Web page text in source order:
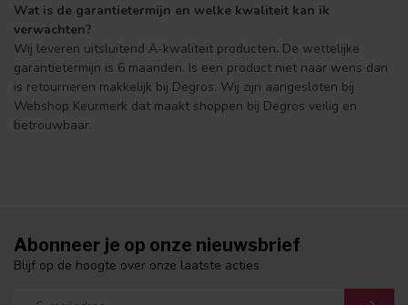
Wat is de garantietermijn en welke kwaliteit kan ik
verwachten?
Wij leveren uitsluitend A-kwaliteit producten. De wettelijke
garantietermijn is 6 maanden. Is een product niet naar wens dan
is retourneren makkelijk bij Degros. Wij zijn aangesloten bij
Webshop Keurmerk dat maakt shoppen bij Degros veilig en
betrouwbaar.
Abonneer je op onze nieuwsbrief
Blijf op de hoogte over onze laatste acties